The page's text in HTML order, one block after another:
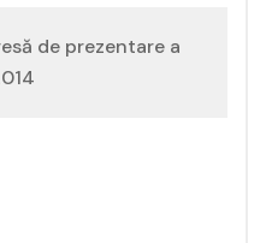
de prezentare a